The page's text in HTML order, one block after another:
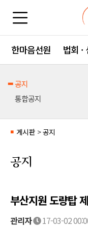
한마음선원 법회 ·
공지
통합공지
■ 게시판 >공지
공지
부산지원 도량탑
관리자 17-03-02